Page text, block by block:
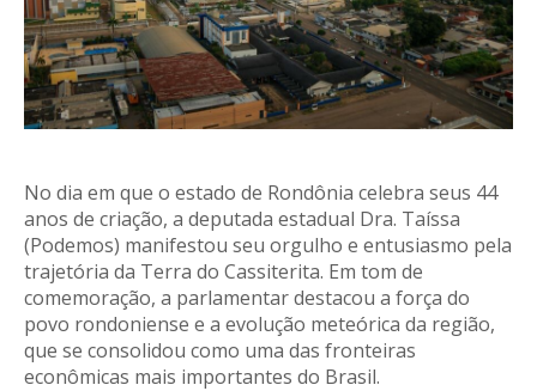
No dia em que o estado de Rondônia celebra seus 44
anos de criação, a deputada estadual Dra. Taíssa
(Podemos) manifestou seu orgulho e entusiasmo pela
trajetória da Terra do Cassiterita. Em tom de
comemoração, a parlamentar destacou a força do
povo rondoniense e a evolução meteórica da região,
que se consolidou como uma das fronteiras
econômicas mais importantes do Brasil.